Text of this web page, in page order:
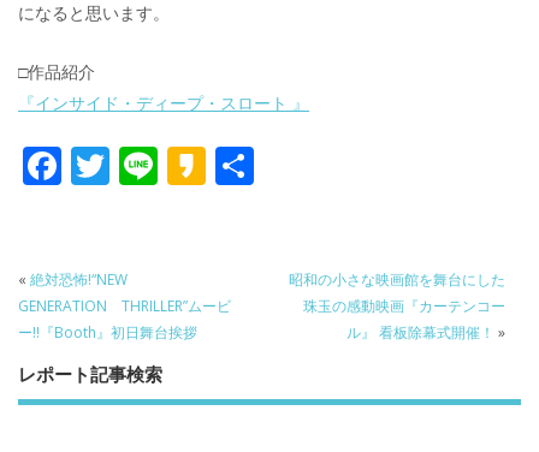
になると思います。
□作品紹介
『インサイド・ディープ・スロート 』
F
b
o
o
k
T
er
Li K
o
« 絶対恐怖!“NEW
GENERATION THRILLER”ムービ
ー!!『Booth』初日舞台挨拶
昭和の小さな映画館を舞台にした
珠玉の感動映画『カーテンコー
ル』 看板除幕式開催！ »
レポート記事検索